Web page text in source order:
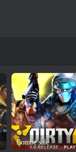
Bombe sale